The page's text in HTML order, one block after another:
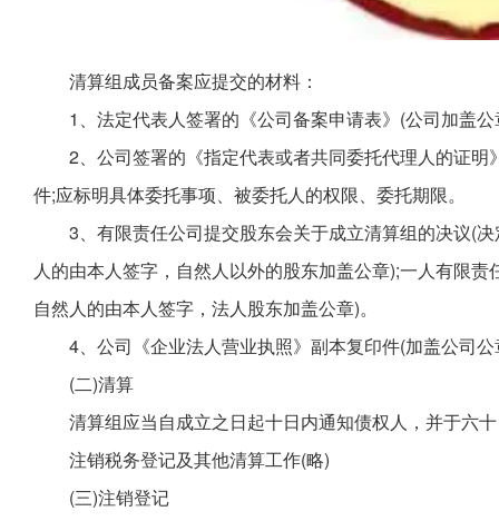
清算组成员备案应提交的材料：
1、法定代表人签署的《公司备案申请表》(公司加盖公
2、公司签署的《指定代表或者共同委托代理人的证
件;应标明具体委托事项、被委托人的权限、委托期限。
3、有限责任公司提交股东会关于成立清算组的决议(
人的由本人签字，自然人以外的股东加盖公章);一人有限
自然人的由本人签字，法人股东加盖公章)。
4、公司《企业法人营业执照》副本复印件(加盖公司公
(二)清算
清算组应当自成立之日起十日内通知债权人，并于六
注销税务登记及其他清算工作(略)
(三)注销登记